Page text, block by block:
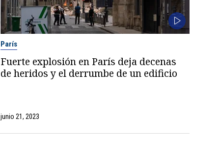
París
Fuerte explosión en París deja decenas
de heridos y el derrumbe de un edificio
junio 21, 2023